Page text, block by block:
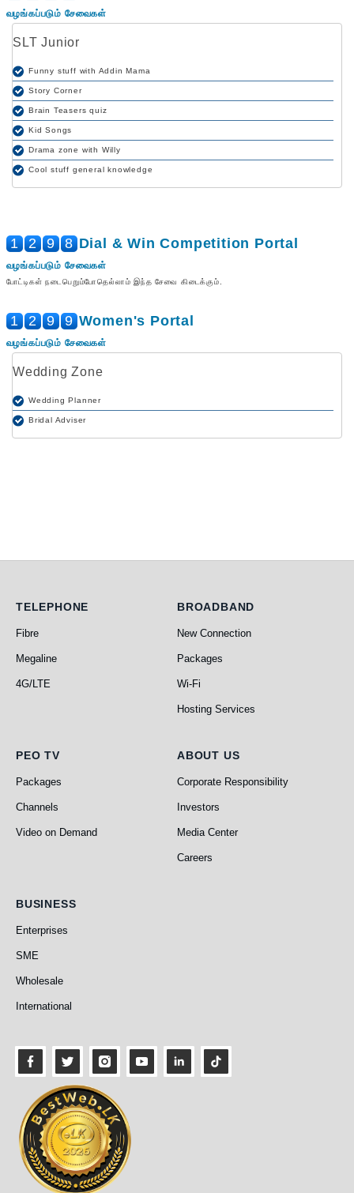
வழங்கப்படும் சேவைகள்
SLT Junior
Funny stuff with Addin Mama
Story Corner
Brain Teasers quiz
Kid Songs
Drama zone with Willy
Cool stuff general knowledge
1 2 9 8 Dial & Win Competition Portal
வழங்கப்படும் சேவைகள்
போட்டிகள் நடைபெறும்போதெல்லாம் இந்த சேவை கிடைக்கும்.
1 2 9 9 Women's Portal
வழங்கப்படும் சேவைகள்
Wedding Zone
Wedding Planner
Bridal Adviser
Telephone
TELEPHONE
Fibre
Megaline
4G/LTE
Broadband
BROADBAND
New Connection
Packages
Wi-Fi
Hosting Services
PEO TV
PEO TV
Packages
Channels
Video on Demand
About Us
ABOUT US
Corporate Responsibility
Investors
Media Center
Careers
Business
BUSINESS
Enterprises
SME
Wholesale
International